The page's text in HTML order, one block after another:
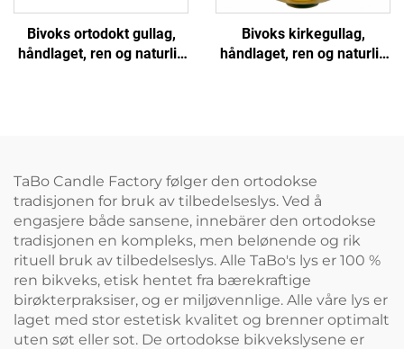
Bivoks ortodokt gullag,
håndlaget, ren og naturlig
Bivoks kirkegullag,
håndlaget, ren og naturlig
TaBo Candle Factory følger den ortodokse
tradisjonen for bruk av tilbedelseslys. Ved å
engasjere både sansene, innebärer den ortodokse
tradisjonen en kompleks, men belønende og rik
rituell bruk av tilbedelseslys. Alle TaBo's lys er 100 %
ren bikveks, etisk hentet fra bærekraftige
birøkterpraksiser, og er miljøvennlige. Alle våre lys er
laget med stor estetisk kvalitet og brenner optimalt
uten søt eller sot. De ortodokse bikvekslysene er